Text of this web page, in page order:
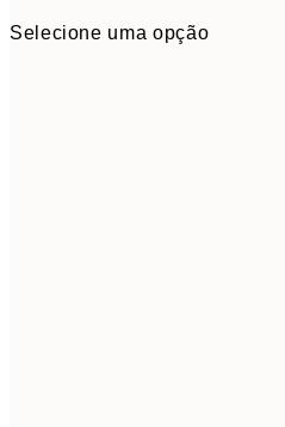
Selecione uma opção